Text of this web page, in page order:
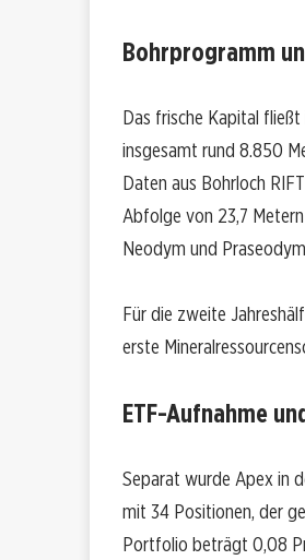
Bohrprogramm
Das frische Kapital
insgesamt rund 8.850
Daten aus Bohrloch
Abfolge von 23,7
Neodym und
Für die zweite
erste
ETF-Aufnahme
Separat wurde Apex in
mit 34 Positionen, der
Portfolio beträgt 0,08